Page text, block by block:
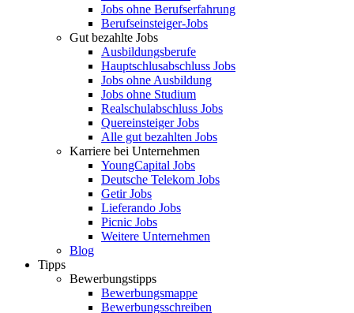
Jobs ohne Berufserfahrung
Berufseinsteiger-Jobs
Gut bezahlte Jobs
Ausbildungsberufe
Hauptschlusabschluss Jobs
Jobs ohne Ausbildung
Jobs ohne Studium
Realschulabschluss Jobs
Quereinsteiger Jobs
Alle gut bezahlten Jobs
Karriere bei Unternehmen
YoungCapital Jobs
Deutsche Telekom Jobs
Getir Jobs
Lieferando Jobs
Picnic Jobs
Weitere Unternehmen
Blog
Tipps
Bewerbungstipps
Bewerbungsmappe
Bewerbungsschreiben